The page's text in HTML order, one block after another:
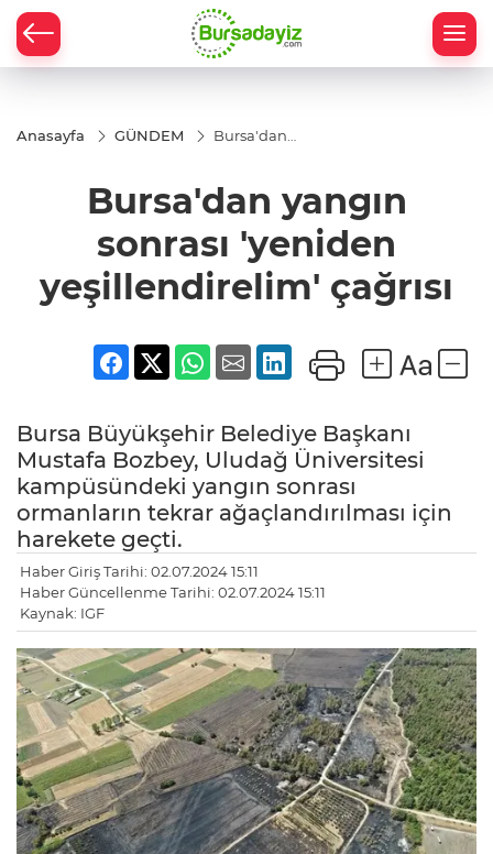
Anasayfa GÜNDEM
Bursa'dan
yeşillendirelim'
çağrısı
Bursa'dan yangın
sonrası 'yeniden
yeşillendirelim' çağrısı
Bursa Büyükşehir Belediye Başkanı
Mustafa Bozbey, Uludağ Üniversitesi
kampüsündeki yangın sonrası
ormanların tekrar ağaçlandırılması için
harekete geçti.
Haber Giriş Tarihi: 02.07.2024 15:11
Haber Güncellenme Tarihi: 02.07.2024 15:11
Kaynak: IGF